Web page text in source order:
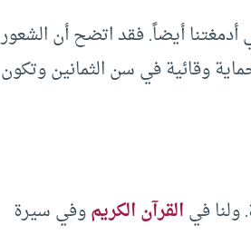
أيضاً. فقد اتضح أن الشعور
وقائية في سن الثمانين وتكون
ولنا فيالقرآن الكريموفي سيرة